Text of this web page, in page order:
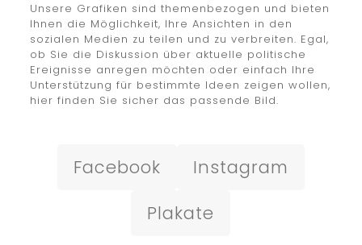
Unsere Grafiken sind themenbezogen und bieten
Ihnen die Möglichkeit, Ihre Ansichten in den
sozialen Medien zu teilen und zu verbreiten. Egal,
ob Sie die Diskussion über aktuelle politische
Ereignisse anregen möchten oder einfach Ihre
Unterstützung für bestimmte Ideen zeigen wollen,
hier finden Sie sicher das passende Bild.
Facebook
Instagram
Plakate